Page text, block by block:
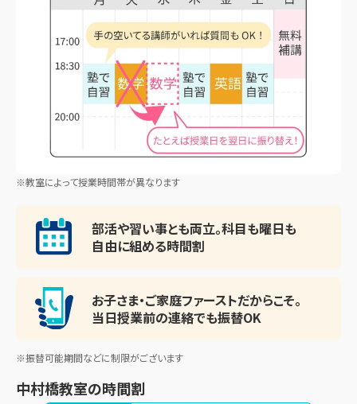
※教室によって授業時間帯が異なります
部活や習い事とも両立。科目も曜日も
自由に組める時間割
お子さま・ご家庭ファーストだからこそ。
当日授業前の連絡でも振替OK
※振替可能期間などに制限がございます
中村橋教室の時間割